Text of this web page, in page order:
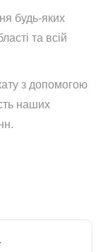
будь-яких
та всій
з допомогою
наших